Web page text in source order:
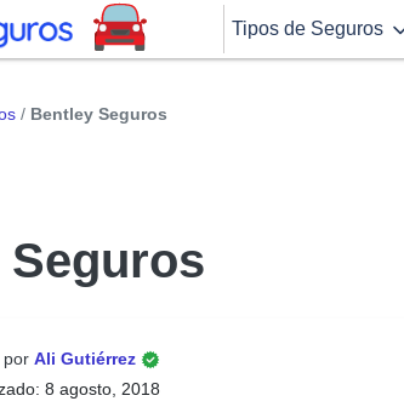
Tipos de Seguros
/ Bentley Seguros
por Ali Gutiérrez
8 agosto, 2018